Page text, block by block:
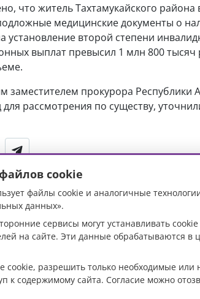
что житель Тахтамукайского района
медицинские документы о
второй степени
выплат превысил 1 млн 800
заместителем прокурора Республики
рассмотрения по существу,
в
мужчину
cookie
файлы cookie и аналогичные
данных».
сервисы могут устанавливать
на сайте. Эти данные обрабатываются
cookie, разрешить только необходимые или
к содержимому сайта. Согласие можно